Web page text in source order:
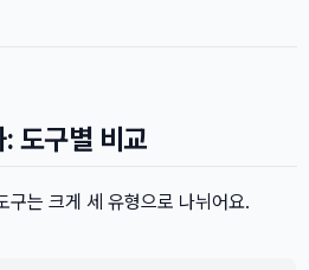
도구별 비교
구는 크게 세 유형으로 나뉘어요.